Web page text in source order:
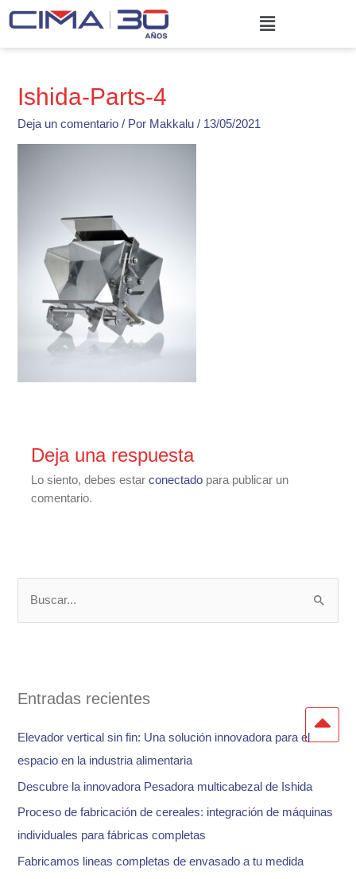
Menú
Ishida-Parts-4
Deja un comentario / Por Makkalu/ 13/05/2021
Deja una respuesta
Lo siento, debes estarconectado para publicar un
comentario.
u
a
p
o
r
:
Entradas recientes
Elevador vertical sin fin: Una solución innovadora para el
espacio en la industria alimentaria
Descubre la innovadora Pesadora multicabezal de Ishida
Proceso de fabricación de cereales: integración de máquinas
individuales para fábricas completas
Fabricamos lineas completas de envasado a tu medida